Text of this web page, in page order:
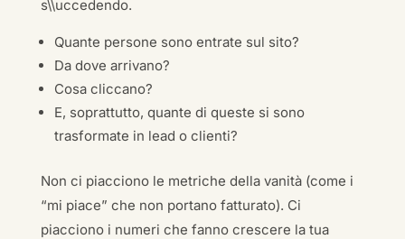
s\\uccedendo.
Quante persone sono entrate sul sito?
Da dove arrivano?
Cosa cliccano?
E, soprattutto, quante di queste si sono
trasformate in lead o clienti?
Non ci piacciono le metriche della vanità (come i
“mi piace” che non portano fatturato). Ci
piacciono i numeri che fanno crescere la tua